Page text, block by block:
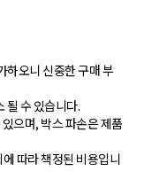
하오니 신중한 구매 부
될 수 있습니다.
으며, 박스 파손은 제품
따라 책정된 비용입니